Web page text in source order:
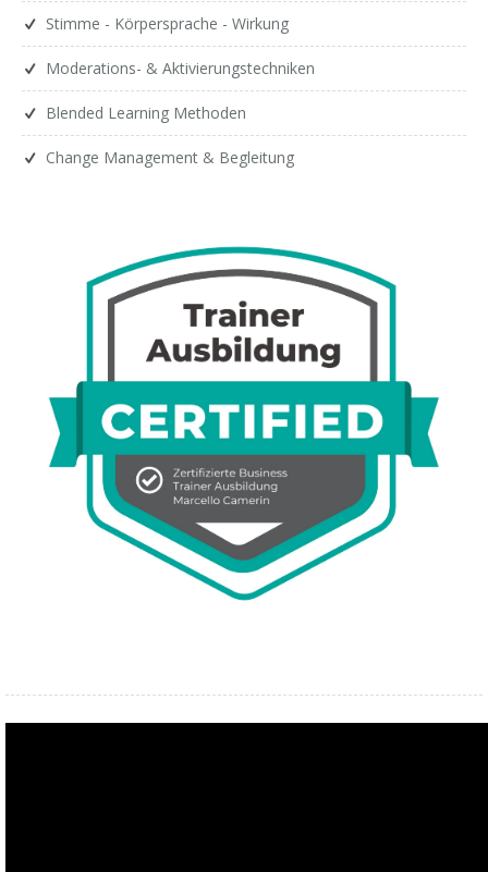
Stimme - Körpersprache - Wirkung
Moderations- & Aktivierungstechniken
Blended Learning Methoden
Change Management & Begleitung